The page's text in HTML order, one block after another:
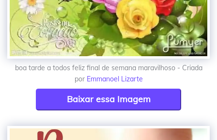
boa tarde a todos feliz final de semana maravilhoso - Criada
por Emmanoel Lizarte
Baixar essa Imagem